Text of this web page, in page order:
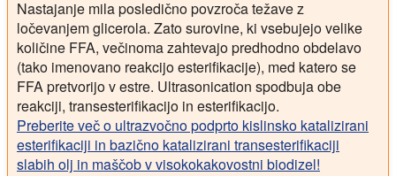
Nastajanje mila posledično povzroča težave z
ločevanjem glicerola. Zato surovine, ki vsebujejo velike
količine FFA, večinoma zahtevajo predhodno obdelavo
(tako imenovano reakcijo esterifikacije), med katero se
FFA pretvorijo v estre. Ultrasonication spodbuja obe
reakciji, transesterifikacijo in esterifikacijo.
Preberite več o ultrazvočno podprto kislinsko katalizirani
esterifikaciji in bazično katalizirani transesterifikaciji
slabih olj in maščob v visokokakovostni biodizel!